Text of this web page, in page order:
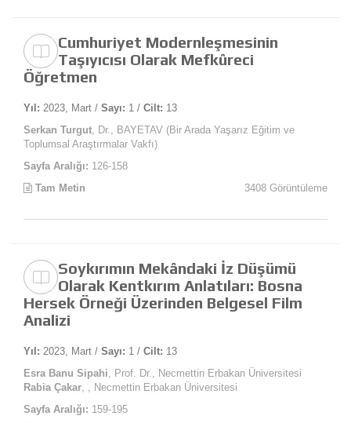
Cumhuriyet Modernleşmesinin
Taşıyıcısı Olarak Mefkûreci
Öğretmen
Yıl: 2023, Mart / Sayı: 1 / Cilt: 13
Serkan Turgut , Dr., BAYETAV (Bir Arada Yaşarız Eğitim ve
Toplumsal Araştırmalar Vakfı)
Sayfa Aralığı: 126-158
Tam Metin
3408 Görüntüleme
Soykırımın Mekândaki İz Düşümü
Olarak Kentkırım Anlatıları: Bosna
Hersek Örneği Üzerinden Belgesel Film
Analizi
Yıl: 2023, Mart / Sayı: 1 / Cilt: 13
Esra Banu Sipahi , Prof. Dr., Necmettin Erbakan Üniversitesi
Rabia Çakar , , Necmettin Erbakan Üniversitesi
Sayfa Aralığı: 159-195